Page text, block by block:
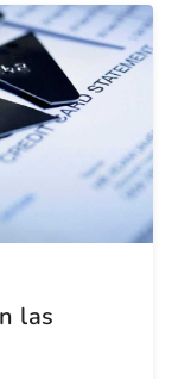
[…]
las